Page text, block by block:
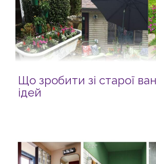
Що зробити зі старої
ідей